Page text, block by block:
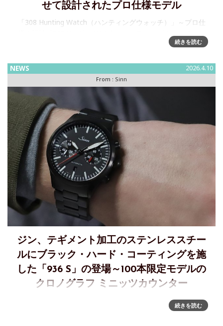
せて設計されたプロ仕様モデル
「308 Hunting Watch（ハンティングウォッチ）」～プロ仕
は、機械式時計の精度と、狩猟時に直面する厳しい光環境や
続きを読む
NEWS 2026.4.10
From : Sinn
ジン、テギメント加工のステンレススチー
ルにブラック・ハード・コーティングを施
した「936 S」の登場～100本限定モデルの
クロノグラフ ミニッツカウンター
世界100本限定の「936 S」～60分積算計を搭載するクロノグ
ラフ・ミニッツカウンター時計と技術の代表的見本：100本限
続きを読む